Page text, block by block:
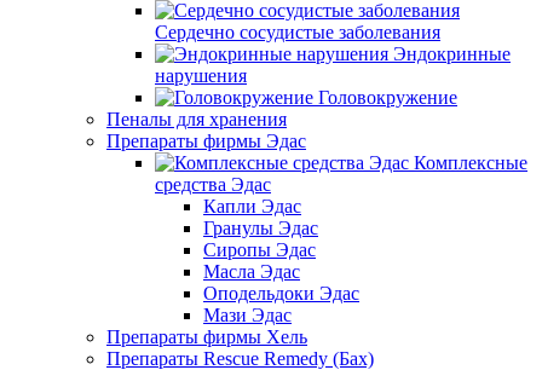
Сердечно сосудистые заболевания
Эндокринные
нарушения
Головокружение
Пеналы для хранения
Препараты фирмы Эдас
Комплексные
средства Эдас
Капли Эдас
Гранулы Эдас
Сиропы Эдас
Масла Эдас
Оподельдоки Эдас
Мази Эдас
Препараты фирмы Хель
Препараты Rescue Remedy (Бах)